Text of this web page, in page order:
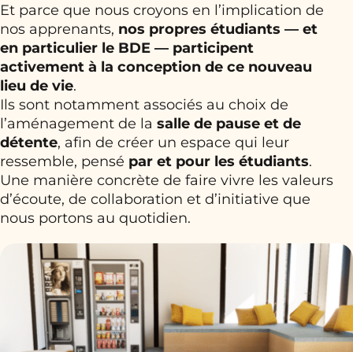
Et parce que nous croyons en l’implication de
nos apprenants, nos propres étudiants — et
en particulier le BDE — participent
activement à la conception de ce nouveau
lieu de vie.
Ils sont notamment associés au choix de
l’aménagement de la salle de pause et de
détente, afin de créer un espace qui leur
ressemble, pensé par et pour les étudiants.
Une manière concrète de faire vivre les valeurs
d’écoute, de collaboration et d’initiative que
nous portons au quotidien.